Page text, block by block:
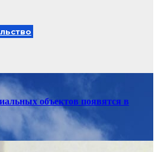
объектов появятся в